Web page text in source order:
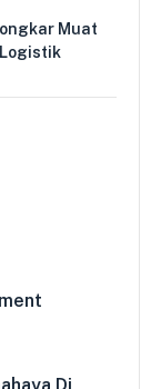
Muat